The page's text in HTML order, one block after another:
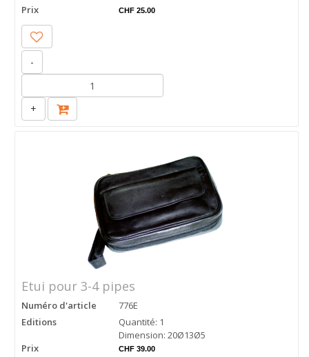
Prix
CHF 25.00
-
+
Etui pour 3-4 pipes
Numéro d'article
776E
Editions
Quantité: 1
Dimension: 20Ø13Ø5
Prix
CHF 39.00